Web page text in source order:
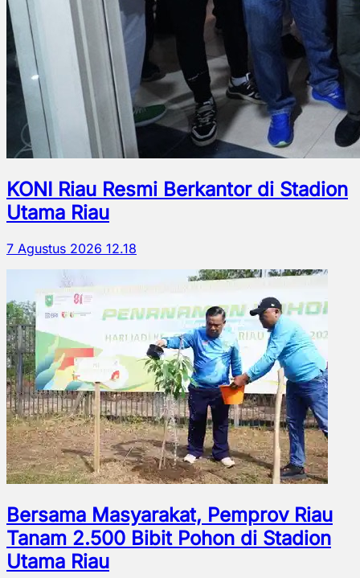
KONI Riau Resmi Berkantor di Stadion
Utama Riau
7 Agustus 2026 12.18
Bersama Masyarakat, Pemprov Riau
Tanam 2.500 Bibit Pohon di Stadion
Utama Riau